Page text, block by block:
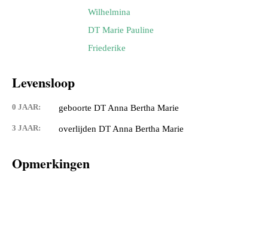
Wilhelmina
DT Marie Pauline
Friederike
Levensloop
0 JAAR: geboorte DT Anna Bertha Marie
3 JAAR: overlijden DT Anna Bertha Marie
Opmerkingen